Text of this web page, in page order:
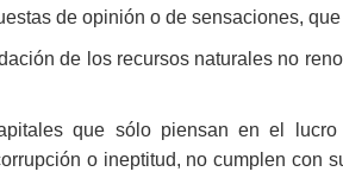
de opinión o de sensaciones,
de los recursos naturales no
que sólo piensan en el
o ineptitud, no cumplen con